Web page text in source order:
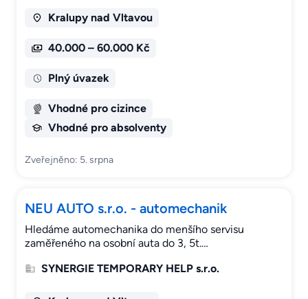
Kralupy nad Vltavou
40.000 – 60.000 Kč
Plný úvazek
Vhodné pro cizince
Vhodné pro absolventy
Zveřejněno: 5. srpna
NEU AUTO s.r.o. - automechanik
Hledáme automechanika do menšího servisu
zaměřeného na osobní auta do 3, 5t.…
SYNERGIE TEMPORARY HELP s.r.o.